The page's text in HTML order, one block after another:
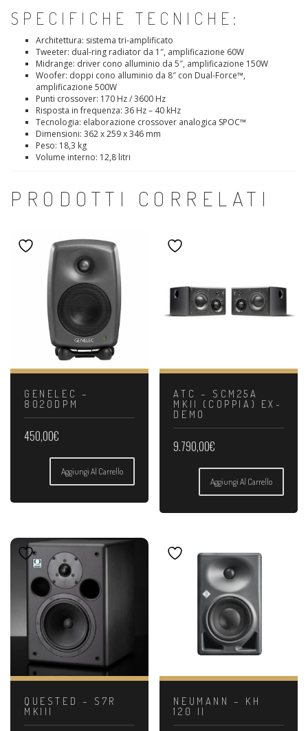
SPECIFICHE TECNICHE:
Architettura: sistema tri-amplificato
Tweeter: dual-ring radiator da 1″, amplificazione 60W
Midrange: driver cono alluminio da 5″, amplificazione 150W
Woofer: doppi cono alluminio da 8″ con Dual-Force™,
amplificazione 500W
Punti crossover: 170 Hz / 3600 Hz
Risposta in frequenza: 36 Hz – 40 kHz
Tecnologia: elaborazione crossover analogica SPOC™
Dimensioni: 362 x 259 x 346 mm
Peso: 18,3 kg
Volume interno: 12,8 litri
PRODOTTI CORRELATI
GENELEC –
8020DPM
450,00€
Aggiungi Al Carrello
ATC – SCM25A
MKII (COPPIA) EX-
DEMO
9.790,00€
Aggiungi Al Carrello
QUESTED – S7R
MKIII
NEUMANN – KH
120 II